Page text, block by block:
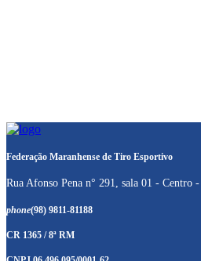
Federação Maranhense de Tiro Esportivo
Rua Afonso Pena n° 291, sala 01 -
phone(98) 9811-81188
CR 1365 / 8ª RM